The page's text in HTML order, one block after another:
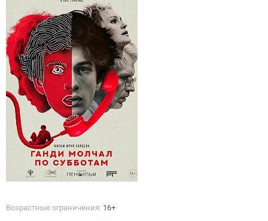
Возрастные ограничения: 16+